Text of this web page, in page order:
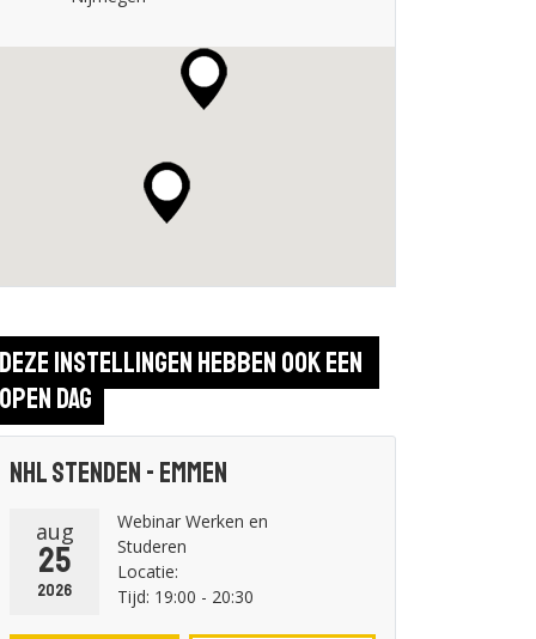
Deze instellingen hebben ook een
open dag
NHL Stenden - Emmen
aug
25
2026
Webinar Werken en
Studeren
Locatie:
Tijd: 19:00 - 20:30